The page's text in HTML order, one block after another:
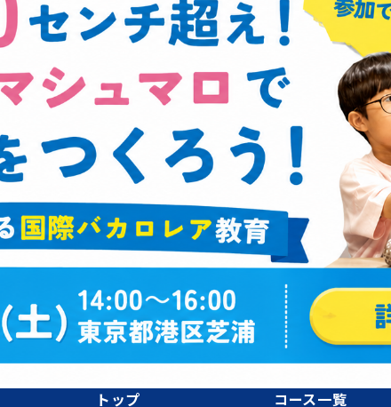
トップ コース一覧